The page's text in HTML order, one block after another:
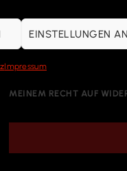
EINSTELLUNGEN
Impressum
VERARBEITUNG,
MEINEM RECHT AUF